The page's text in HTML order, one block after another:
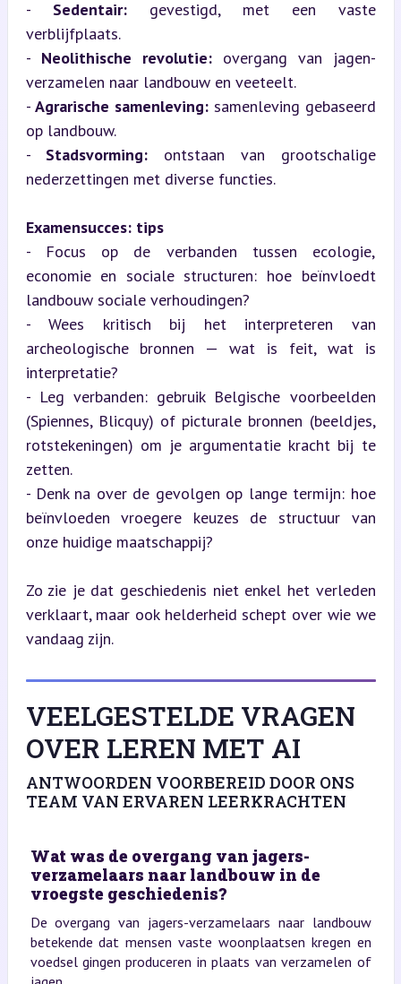
- Sedentair: gevestigd, met een vaste
verblijfplaats.
- Neolithische revolutie: overgang van jagen-
verzamelen naar landbouw en veeteelt.
- Agrarische samenleving: samenleving gebaseerd
op landbouw.
- Stadsvorming: ontstaan van grootschalige
nederzettingen met diverse functies.
Examensucces: tips
- Focus op de verbanden tussen ecologie,
economie en sociale structuren: hoe beïnvloedt
landbouw sociale verhoudingen?
- Wees kritisch bij het interpreteren van
archeologische bronnen — wat is feit, wat is
interpretatie?
- Leg verbanden: gebruik Belgische voorbeelden
(Spiennes, Blicquy) of picturale bronnen (beeldjes,
rotstekeningen) om je argumentatie kracht bij te
zetten.
- Denk na over de gevolgen op lange termijn: hoe
beïnvloeden vroegere keuzes de structuur van
onze huidige maatschappij?
Zo zie je dat geschiedenis niet enkel het verleden
verklaart, maar ook helderheid schept over wie we
vandaag zijn.
VEELGESTELDE VRAGEN
OVER LEREN MET AI
ANTWOORDEN VOORBEREID DOOR ONS
TEAM VAN ERVAREN LEERKRACHTEN
Wat was de overgang van jagers-
verzamelaars naar landbouw in de
vroegste geschiedenis?
De overgang van jagers-verzamelaars naar landbouw
betekende dat mensen vaste woonplaatsen kregen en
voedsel gingen produceren in plaats van verzamelen of